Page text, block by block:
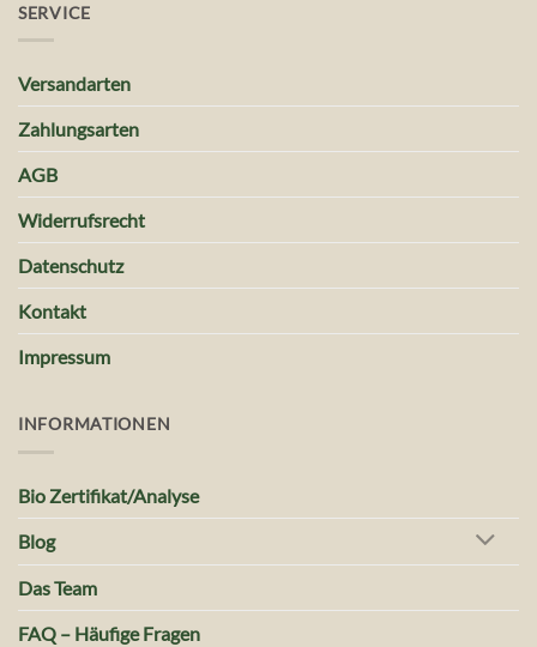
SERVICE
Versandarten
Zahlungsarten
AGB
Widerrufsrecht
Datenschutz
Kontakt
Impressum
INFORMATIONEN
Bio Zertifikat/Analyse
Blog
Das Team
FAQ – Häufige Fragen